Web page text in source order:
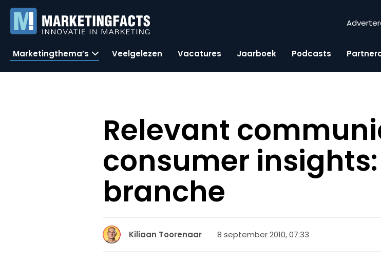
Marketingthema’s Veelgelezen Vacatures Jaarboek Podcasts
Relevant
consumer
branche
Kiliaan Toorenaar 8 september 2010, 07:33